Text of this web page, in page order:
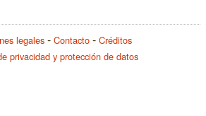
legales Contacto
Créditos
privacidad y protección de datos